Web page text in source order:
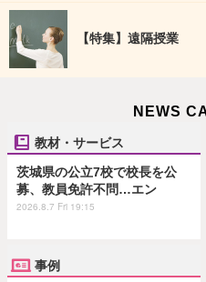
【特集】遠隔授業
NEWS
教材・サービス
茨城県の公立7校で校長を公
募、教員免許不問…エン
2026.8.7 Fri 19:15
事例